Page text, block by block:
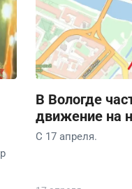
В Вологде
движение на
С 17 апреля.